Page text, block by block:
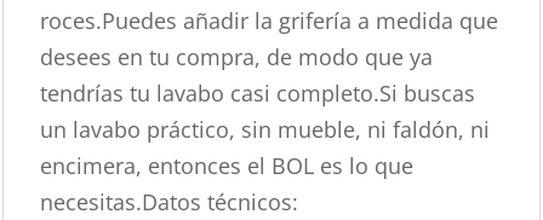
roces.Puedes añadir la grifería a medida que
desees en tu compra, de modo que ya
tendrías tu lavabo casi completo.Si buscas
un lavabo práctico, sin mueble, ni faldón, ni
encimera, entonces el BOL es lo que
necesitas.Datos técnicos: